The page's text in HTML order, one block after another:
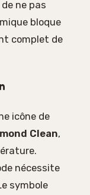
ne pas
bloque
complet de
icône de
Clean,
nécessite
symbole